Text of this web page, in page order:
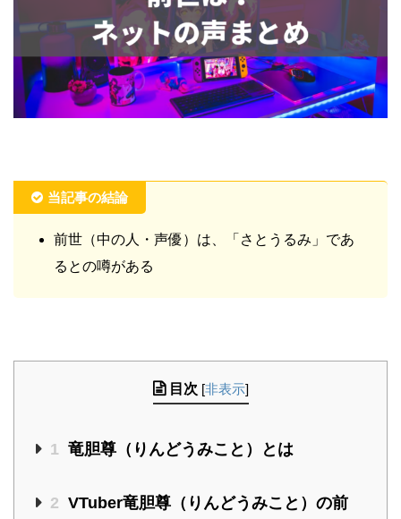
当記事の結論
前世（中の人・声優）は、「さとうるみ」であ
るとの噂がある
目次 [非表示]
1 竜胆尊（りんどうみこと）とは
2 VTuber竜胆尊（りんどうみこと）の前